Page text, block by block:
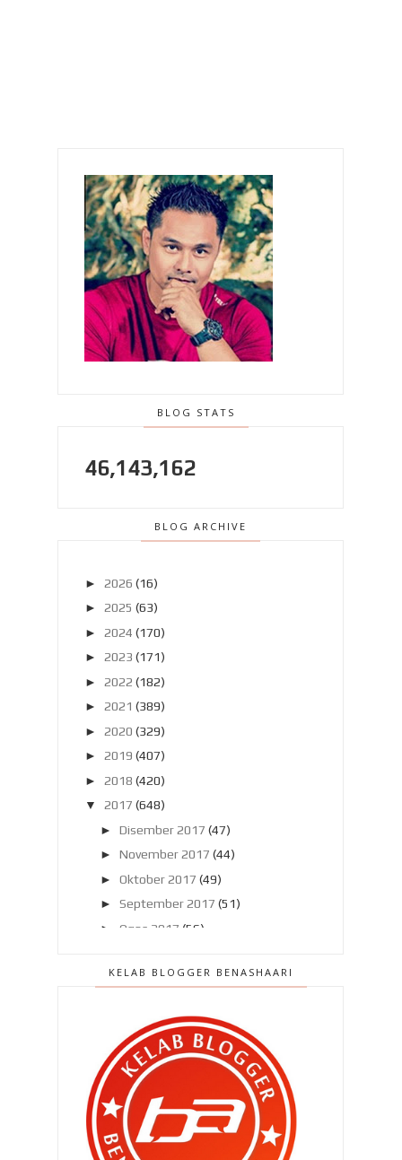
BLOG STATS
46,143,162
BLOG ARCHIVE
► 2026 (16)
► 2025 (63)
► 2024 (170)
► 2023 (171)
► 2022 (182)
► 2021 (389)
► 2020 (329)
► 2019 (407)
► 2018 (420)
▼
2017 (648)
► Disember 2017 (47)
► November 2017 (44)
► Oktober 2017 (49)
► September 2017 (51)
► Ogos 2017 (56)
►Jun 2017(47)
April 2017(75)
▼ Mac 2017 (80)
ANKYLOSING SPONDYLITIS - Mari
kita bantu mereka #M...
Kolobrasi Ambi Pur - Grab Car demi
keselesaan anda !
KELAB BLOGGER BENASHAARI